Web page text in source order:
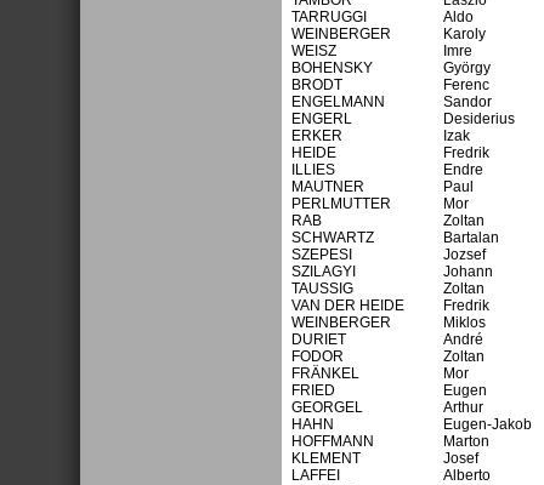
TARRUGGI
Aldo
WEINBERGER
Karoly
WEISZ
Imre
BOHENSKY
György
BRODT
Ferenc
ENGELMANN
Sandor
ENGERL
Desiderius
ERKER
Izak
HEIDE
Fredrik
ILLIES
Endre
MAUTNER
Paul
PERLMUTTER
Mor
RAB
Zoltan
SCHWARTZ
Bartalan
SZEPESI
Jozsef
SZILAGYI
Johann
TAUSSIG
Zoltan
VAN DER HEIDE
Fredrik
WEINBERGER
Miklos
DURIET
André
FODOR
Zoltan
FRÄNKEL
Mor
FRIED
Eugen
GEORGEL
Arthur
HAHN
Eugen-Jakob
HOFFMANN
Marton
KLEMENT
Josef
LAFFEI
Alberto